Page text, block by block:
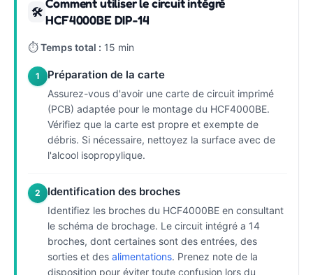
🛠
HCF4000BE DIP-14
⏱Temps total : 15 min
1 Préparation de la carte
Assurez-vous d'avoir une carte de circuit imprimé
(PCB) adaptée pour le montage du HCF4000BE.
Vérifiez que la carte est propre et exempte de
débris. Si nécessaire, nettoyez la surface avec de
l'alcool isopropylique.
2 Identification des broches
Identifiez les broches du HCF4000BE en consultant
le schéma de brochage. Le circuit intégré a 14
broches, dont certaines sont des entrées, des
sorties et des alimentations. Prenez note de la
disposition pour éviter toute confusion lors du